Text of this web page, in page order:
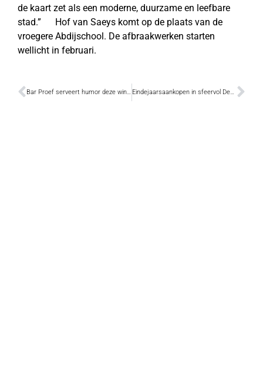
de kaart zet als een moderne, duurzame en leefbare
stad.” Hof van Saeys komt op de plaats van de
vroegere Abdijschool. De afbraakwerken starten
wellicht in februari.
Bar Proef serveert humor deze winter Eindejaarsaankopen in sfeervol Dendermonde